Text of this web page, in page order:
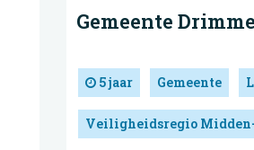
Gemeente
5 jaar Gemeente
Veiligheidsregio